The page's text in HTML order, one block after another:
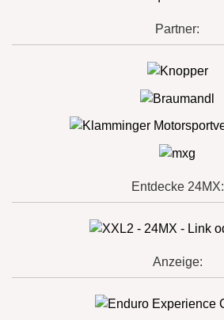
Partner:
Entdecke 24MX:
Anzeige: